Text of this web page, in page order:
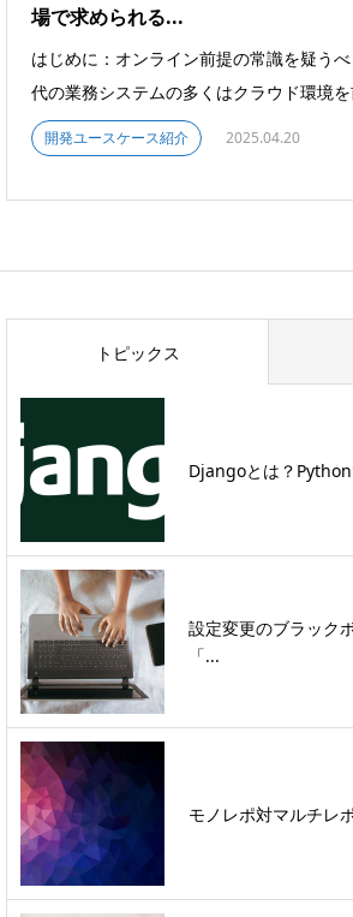
場で求められる...
はじめに：オンライン前提の常識を疑う
代の業務システムの多くはクラウド環境
開発ユースケース紹介 2025.04.20
トピックス
Djangoとは？
設定変更のブラック
「...
モノレポ対マルチレ